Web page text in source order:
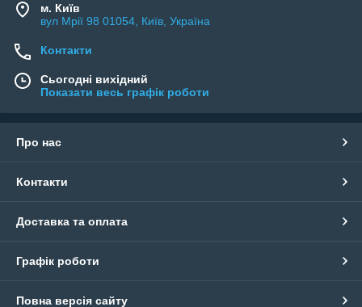
м. Київ
вул Мрії 98 01054, Київ, Україна
Контакти
Сьогодні вихідний
Показати весь графік роботи
Про нас
Контакти
Доставка та оплата
Графік роботи
Повна версія сайту